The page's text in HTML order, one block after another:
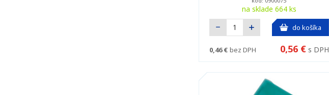
na sklade 664 ks
do košíka
0,46 € bez DPH 0,56 € s DPH